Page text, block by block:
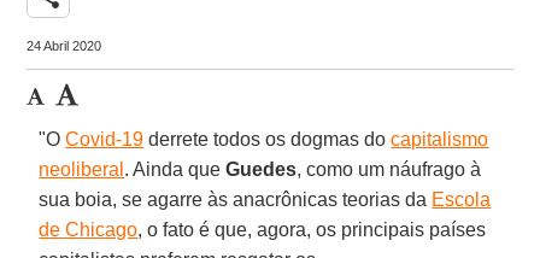
24 Abril 2020
"OCovid-19 derrete todos os dogmas docapitalismo
neoliberal . Ainda queGuedes, como um náufrago à
sua boia, se agarre às anacrônicas teorias da Escola
de Chicago, o fato é que, agora, os principais países